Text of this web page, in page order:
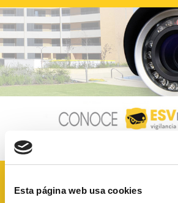
Esta página web usa cookies
Seguridad para comunidades
916 702